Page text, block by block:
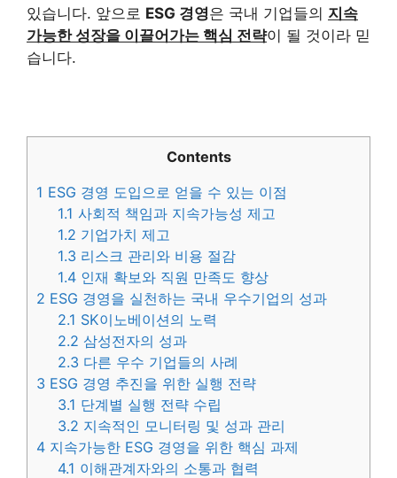
있습니다. 앞으로 ESG 경영은 국내 기업들의 지속
가능한 성장을 이끌어가는 핵심 전략이 될 것이라 믿
습니다.
Contents
1 ESG 경영 도입으로 얻을 수 있는 이점
1.1 사회적 책임과 지속가능성 제고
1.2 기업가치 제고
1.3 리스크 관리와 비용 절감
1.4 인재 확보와 직원 만족도 향상
2 ESG 경영을 실천하는 국내 우수기업의 성과
2.1 SK이노베이션의 노력
2.2 삼성전자의 성과
2.3 다른 우수 기업들의 사례
3 ESG 경영 추진을 위한 실행 전략
3.1 단계별 실행 전략 수립
3.2 지속적인 모니터링 및 성과 관리
4 지속가능한 ESG 경영을 위한 핵심 과제
4.1 이해관계자와의 소통과 협력